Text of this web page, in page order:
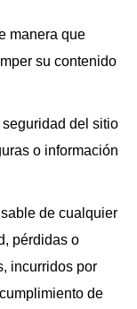
manera que
su contenido
del sitio
o información
de cualquier
pérdidas o
incurridos por
de